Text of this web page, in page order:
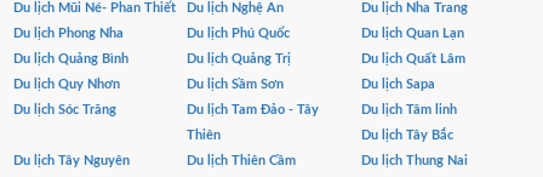
Du lịch Mũi Né- Phan Thiết
Du lịch Nghệ An
Du lịch Nha Trang
Du lịch Phong Nha
Du lịch Phú Quốc
Du lịch Quan Lạn
Du lịch Quảng Bình
Du lịch Quảng Trị
Du lịch Quất Lâm
Du lịch Quy Nhơn
Du lịch Sầm Sơn
Du lịch Sapa
Du lịch Sóc Trăng
Du lịch Tam Đảo - Tây
Thiên
Du lịch Tâm linh
Du lịch Tây Bắc
Du lịch Tây Nguyên
Du lịch Thiên Cầm Du lịch Thung Nai